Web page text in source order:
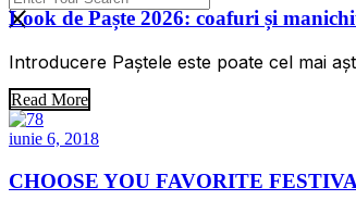
Look de Paște 2026: coafuri și
Introducere Paștele este poate cel mai
Read More
iunie 6, 2018
CHOOSE YOU FAVORITE